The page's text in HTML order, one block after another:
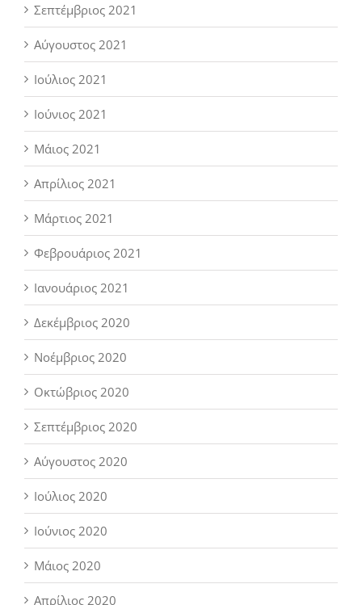
Σεπτέμβριος 2021
Αύγουστος 2021
Ιούλιος 2021
Ιούνιος 2021
Μάιος 2021
Απρίλιος 2021
Μάρτιος 2021
Φεβρουάριος 2021
Ιανουάριος 2021
Δεκέμβριος 2020
Νοέμβριος 2020
Οκτώβριος 2020
Σεπτέμβριος 2020
Αύγουστος 2020
Ιούλιος 2020
Ιούνιος 2020
Μάιος 2020
Απρίλιος 2020